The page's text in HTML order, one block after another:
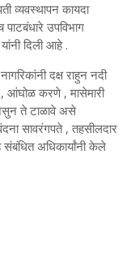
व्यवस्थापन कायदा
उपविभाग
दिली आहे .
दक्ष राहुन नदी
, आंघोळ करणे , मासेमारी
ते टाळावे असे
सावरंगपते , तहसीलदार
अधिकार्यांनी केले